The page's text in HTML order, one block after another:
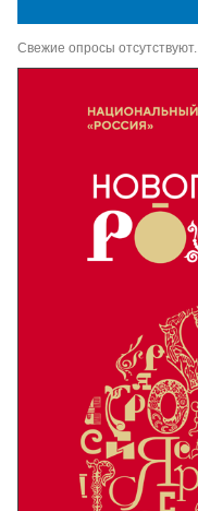
Свежие опросы отсутствуют...